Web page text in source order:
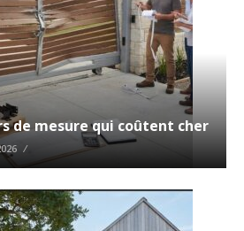
de mesure qui coûtent cher